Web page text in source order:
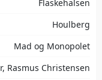
Flaskehalsen
Houlberg
Mad og Monopolet
Rasmus Christensen